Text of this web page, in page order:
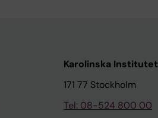
Karolinska Institutet
171 77 Stockholm
Tel: 08-524 800 00